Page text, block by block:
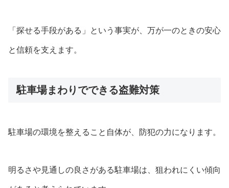
「探せる手段がある」という事実が、万が一のときの安心
と信頼を支えます。
駐車場まわりでできる盗難対策
駐車場の環境を整えること自体が、防犯の力になります。
明るさや見通しの良さがある駐車場は、狙われにくい傾向